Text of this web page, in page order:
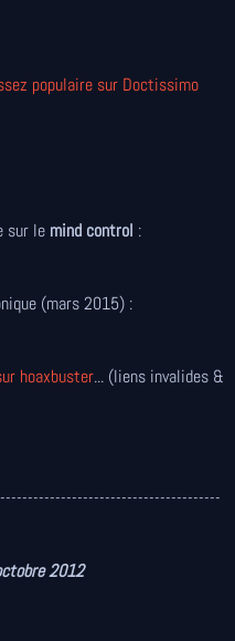
populaire sur Doctissimo
sur le mind control :
(mars 2015) :
hoaxbuster... (liens invalides &
2012